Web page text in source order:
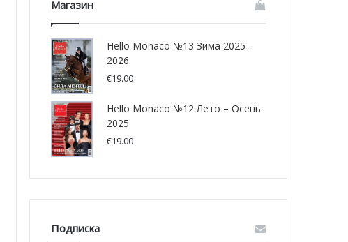
Магазин
Hello Monaco №13 Зима 2025-
2026
€19.00
Hello Monaco №12 Лето – Осень
2025
€19.00
Подписка